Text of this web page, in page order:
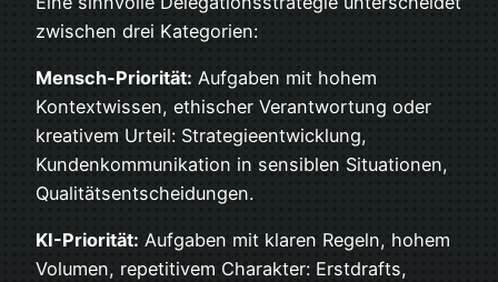
zwischen drei Kategorien:
Mensch-Priorität: Aufgaben mit hohem
Kontextwissen, ethischer Verantwortung oder
kreativem Urteil: Strategieentwicklung,
Kundenkommunikation in sensiblen Situationen,
Qualitätsentscheidungen.
KI-Priorität: Aufgaben mit klaren Regeln, hohem
Volumen, repetitivem Charakter: Erstdrafts,